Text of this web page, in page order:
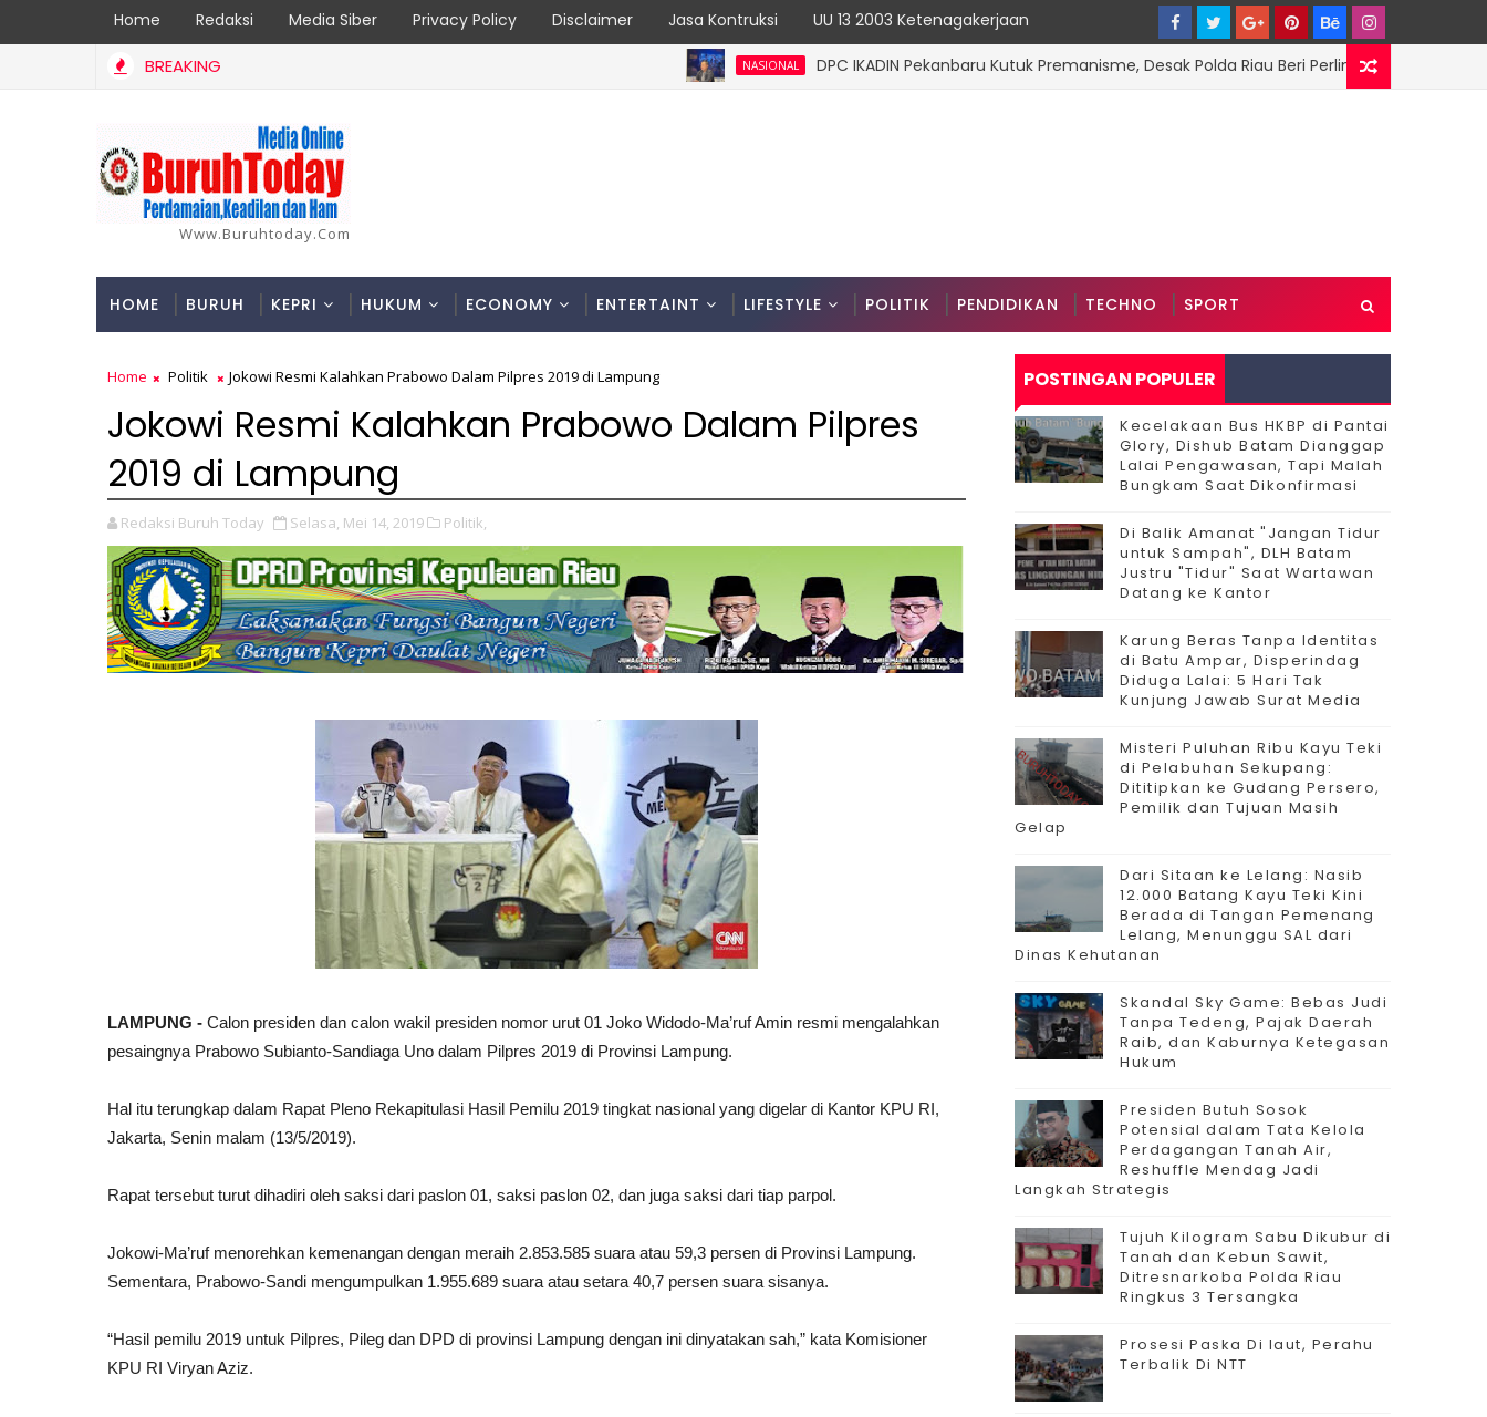
Home Redaksi Media Siber Privacy Policy Disclaimer Jasa Kontruksi UU 13 2003 Ketenagakerjaan
BREAKING NASIONAL
DPC IKADIN Pekanbaru Kutuk Premanisme, Desak Polda Riau Beri Perlindungan terhadap
Www.buruhtoday.com
HOME BURUH KEPRI HUKUM ECONOMY ENTERTAINT LIFESTYLE POLITIK PENDIDIKAN TECHNO SPORT
Home Politik Jokowi Resmi Kalahkan Prabowo Dalam Pilpres 2019 di Lampung
Jokowi Resmi Kalahkan Prabowo Dalam Pilpres
2019 di Lampung
Redaksi Buruh Today Selasa, Mei 14, 2019 Politik,
LAMPUNG - Calon presiden dan calon wakil presiden nomor urut 01 Joko Widodo-Ma’ruf Amin resmi mengalahkan
pesaingnya Prabowo Subianto-Sandiaga Uno dalam Pilpres 2019 di Provinsi Lampung.
Hal itu terungkap dalam Rapat Pleno Rekapitulasi Hasil Pemilu 2019 tingkat nasional yang digelar di Kantor KPU RI,
Jakarta, Senin malam (13/5/2019).
Rapat tersebut turut dihadiri oleh saksi dari paslon 01, saksi paslon 02, dan juga saksi dari tiap parpol.
Jokowi-Ma’ruf menorehkan kemenangan dengan meraih 2.853.585 suara atau 59,3 persen di Provinsi Lampung.
Sementara, Prabowo-Sandi mengumpulkan 1.955.689 suara atau setara 40,7 persen suara sisanya.
“Hasil pemilu 2019 untuk Pilpres, Pileg dan DPD di provinsi Lampung dengan ini dinyatakan sah,” kata Komisioner
KPU RI Viryan Aziz.
POSTINGAN POPULER
Kecelakaan Bus HKBP di Pantai
Glory, Dishub Batam Dianggap
Lalai Pengawasan, Tapi Malah
Bungkam Saat Dikonfirmasi
Di Balik Amanat "Jangan Tidur
untuk Sampah", DLH Batam
Justru "Tidur" Saat Wartawan
Datang ke Kantor
Karung Beras Tanpa Identitas
di Batu Ampar, Disperindag
Diduga Lalai: 5 Hari Tak
Kunjung Jawab Surat Media
Misteri Puluhan Ribu Kayu Teki
di Pelabuhan Sekupang:
Dititipkan ke Gudang Persero,
Pemilik dan Tujuan Masih
Gelap
Dari Sitaan ke Lelang: Nasib
12.000 Batang Kayu Teki Kini
Berada di Tangan Pemenang
Lelang, Menunggu SAL dari
Dinas Kehutanan
Skandal Sky Game: Bebas Judi
Tanpa Tedeng, Pajak Daerah
Raib, dan Kaburnya Ketegasan
Hukum
Presiden Butuh Sosok
Potensial dalam Tata Kelola
Perdagangan Tanah Air,
Reshuffle Mendag Jadi
Langkah Strategis
Tujuh Kilogram Sabu Dikubur di
Tanah dan Kebun Sawit,
Ditresnarkoba Polda Riau
Ringkus 3 Tersangka
Prosesi Paska Di laut, Perahu
Terbalik Di NTT